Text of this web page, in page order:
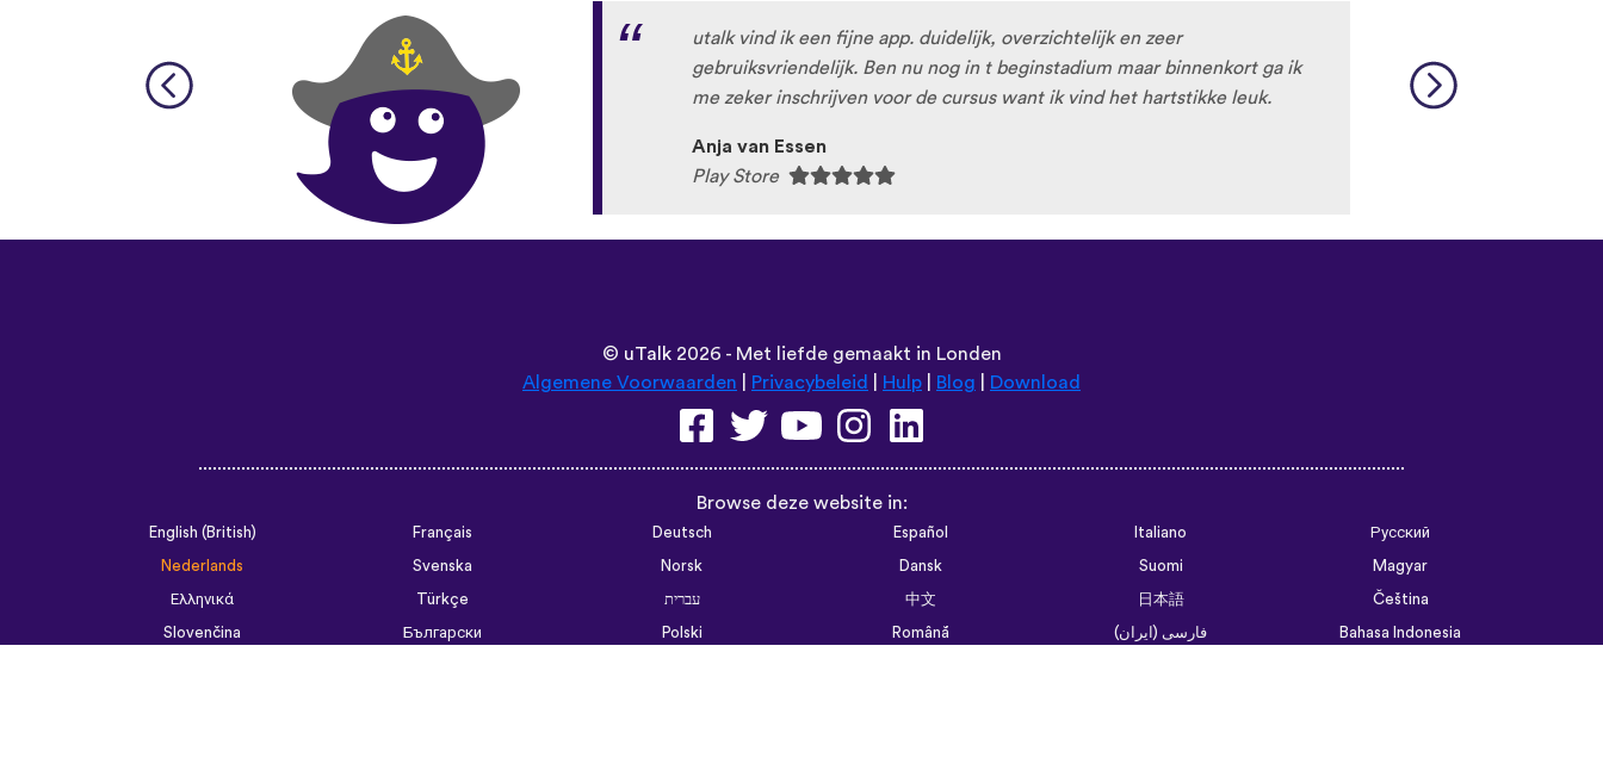
utalk vind ik een fijne app. duidelijk, overzichtelijk en zeer
gebruiksvriendelijk. Ben nu nog in t beginstadium maar binnenkort ga ik
me zeker inschrijven voor de cursus want ik vind het hartstikke leuk.
Anja van Essen
Play Store
© uTalk2026 - Met liefde gemaakt in Londen
Algemene Voorwaarden
Privacybeleid Hulp Blog Download
Browse deze website in:
English (British) Français Deutsch Español Italiano
Русский
Nederlands
Svenska Norsk Dansk Suomi
Magyar
Ελληνικά
Türkçe עברית 中文 日本語
Čeština
Slovenčina
Български Polski Română فارسی (ایران)
Bahasa Indonesia